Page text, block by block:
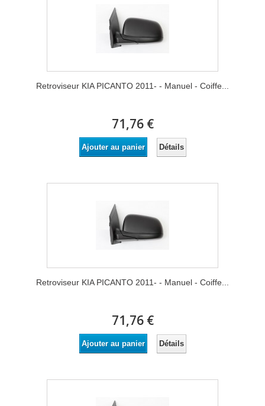
Retroviseur KIA PICANTO 2011- - Manuel - Coiffe...
71,76 €
Ajouter au panier Détails
Retroviseur KIA PICANTO 2011- - Manuel - Coiffe...
71,76 €
Ajouter au panier Détails